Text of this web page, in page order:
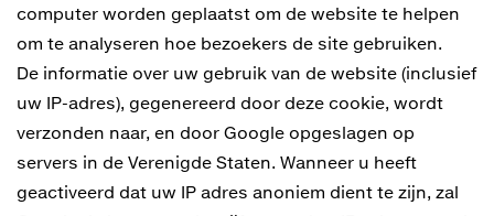
computer worden geplaatst om de website te helpen
om te analyseren hoe bezoekers de site gebruiken.
De informatie over uw gebruik van de website (inclusief
uw IP-adres), gegenereerd door deze cookie, wordt
verzonden naar, en door Google opgeslagen op
servers in de Verenigde Staten. Wanneer u heeft
geactiveerd dat uw IP adres anoniem dient te zijn, zal